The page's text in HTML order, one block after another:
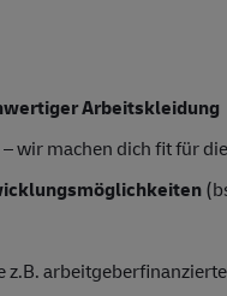
Arbeitskleidung
– wir machen dich fit für
z.B.